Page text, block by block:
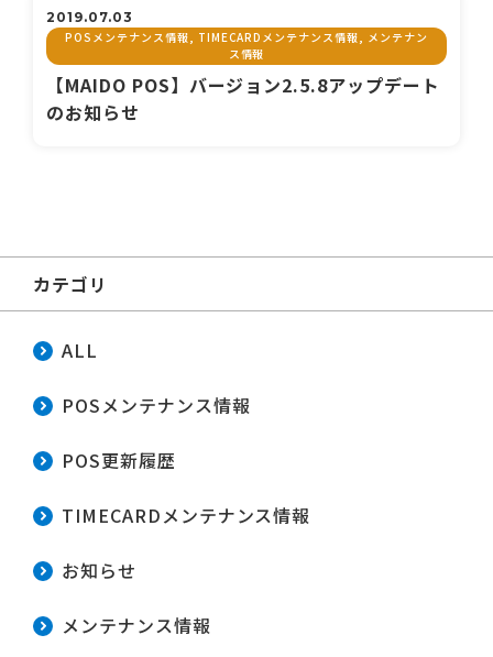
2019.07.03
POSメンテナンス情報, TIMECARDメンテナンス情報, メンテナン
ス情報
【MAIDO POS】バージョン2.5.8アップデート
のお知らせ
カテゴリ
ALL
POSメンテナンス情報
POS更新履歴
TIMECARDメンテナンス情報
お知らせ
メンテナンス情報